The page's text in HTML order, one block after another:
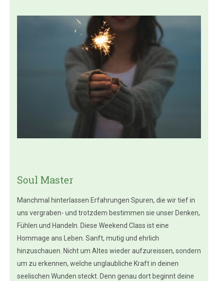
Soul Master
Manchmal hinterlassen Erfahrungen Spuren, die wir tief in
uns vergraben- und trotzdem bestimmen sie unser Denken,
Fühlen und Handeln. Diese Weekend Class ist eine
Hommage ans Leben. Sanft, mutig und ehrlich
hinzuschauen. Nicht um Altes wieder aufzureissen, sondern
um zu erkennen, welche unglaubliche Kraft in deinen
seelischen Wunden steckt. Denn genau dort beginnt deine